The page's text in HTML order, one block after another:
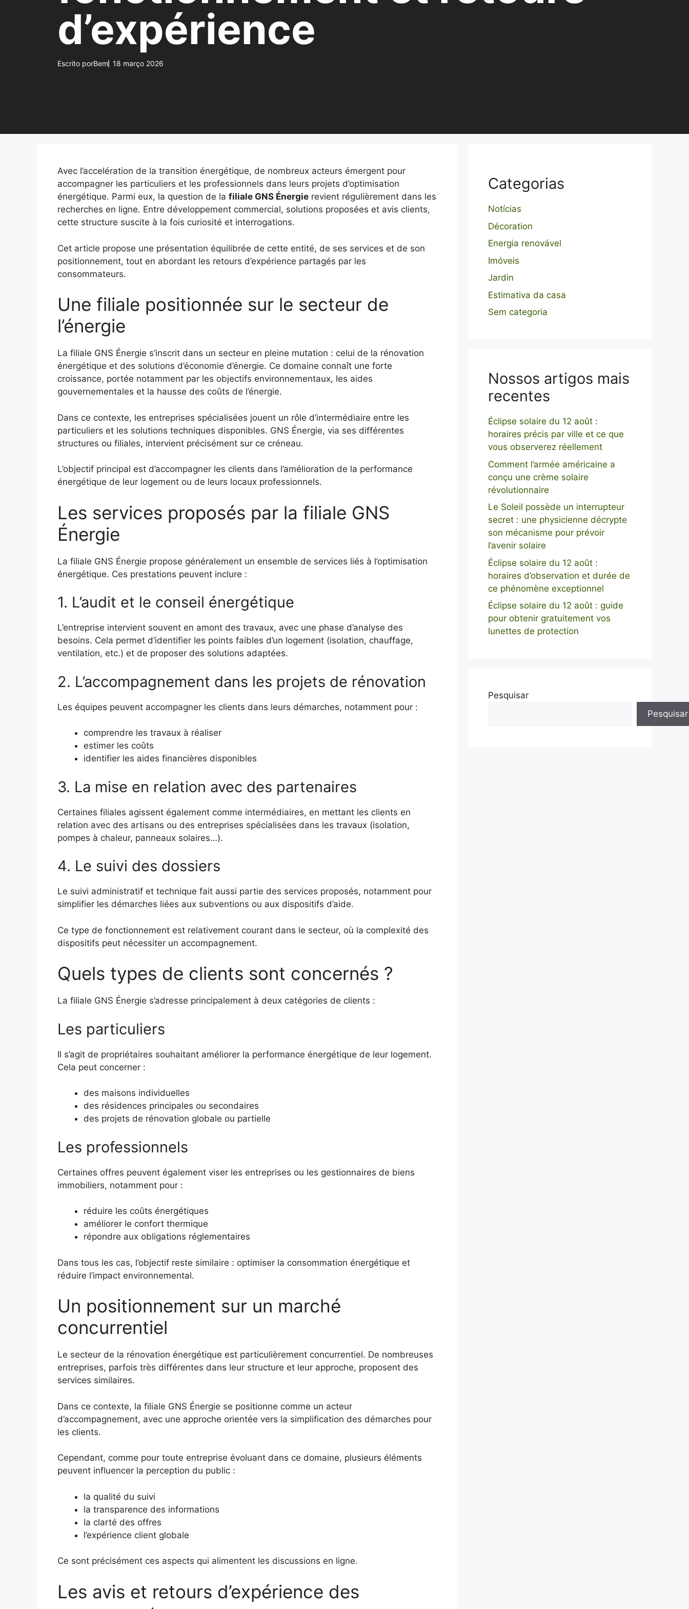
d’expérience
Escrito porBem 18 março 2026
Avec l’accelération de la transition énergétique, de nombreux acteurs émergent pour
accompagner les particuliers et les professionnels dans leurs projets d’optimisation
énergétique. Parmi eux, la question de la filiale GNS Énergie revient régulièrement dans les
recherches en ligne. Entre développement commercial, solutions proposées et avis clients,
cette structure suscite à la fois curiosité et interrogations.
Cet article propose une présentation équilibrée de cette entité, de ses services et de son
positionnement, tout en abordant les retours d’expérience partagés par les
consommateurs.
Une filiale positionnée sur le secteur de
l’énergie
La filiale GNS Énergie s’inscrit dans un secteur en pleine mutation : celui de la rénovation
énergétique et des solutions d’économie d’énergie. Ce domaine connaît une forte
croissance, portée notamment par les objectifs environnementaux, les aides
gouvernementales et la hausse des coûts de l’énergie.
Dans ce contexte, les entreprises spécialisées jouent un rôle d’intermédiaire entre les
particuliers et les solutions techniques disponibles. GNS Énergie, via ses différentes
structures ou filiales, intervient précisément sur ce créneau.
L’objectif principal est d’accompagner les clients dans l’amélioration de la performance
énergétique de leur logement ou de leurs locaux professionnels.
Les services proposés par la filiale GNS
Énergie
La filiale GNS Énergie propose généralement un ensemble de services liés à l’optimisation
énergétique. Ces prestations peuvent inclure :
1. L’audit et le conseil énergétique
L’entreprise intervient souvent en amont des travaux, avec une phase d’analyse des
besoins. Cela permet d’identifier les points faibles d’un logement (isolation, chauffage,
ventilation, etc.) et de proposer des solutions adaptées.
2. L’accompagnement dans les projets de rénovation
Les équipes peuvent accompagner les clients dans leurs démarches, notamment pour :
comprendre les travaux à réaliser
estimer les coûts
identifier les aides financières disponibles
3. La mise en relation avec des partenaires
Certaines filiales agissent également comme intermédiaires, en mettant les clients en
relation avec des artisans ou des entreprises spécialisées dans les travaux (isolation,
pompes à chaleur, panneaux solaires…).
4. Le suivi des dossiers
Le suivi administratif et technique fait aussi partie des services proposés, notamment pour
simplifier les démarches liées aux subventions ou aux dispositifs d’aide.
Ce type de fonctionnement est relativement courant dans le secteur, où la complexité des
dispositifs peut nécessiter un accompagnement.
Quels types de clients sont concernés ?
La filiale GNS Énergie s’adresse principalement à deux catégories de clients :
Les particuliers
Il s’agit de propriétaires souhaitant améliorer la performance énergétique de leur logement.
Cela peut concerner :
des maisons individuelles
des résidences principales ou secondaires
des projets de rénovation globale ou partielle
Les professionnels
Certaines offres peuvent également viser les entreprises ou les gestionnaires de biens
immobiliers, notamment pour :
réduire les coûts énergétiques
améliorer le confort thermique
répondre aux obligations réglementaires
Dans tous les cas, l’objectif reste similaire : optimiser la consommation énergétique et
réduire l’impact environnemental.
Un positionnement sur un marché
concurrentiel
Le secteur de la rénovation énergétique est particulièrement concurrentiel. De nombreuses
entreprises, parfois très différentes dans leur structure et leur approche, proposent des
services similaires.
Dans ce contexte, la filiale GNS Énergie se positionne comme un acteur
d’accompagnement, avec une approche orientée vers la simplification des démarches pour
les clients.
Cependant, comme pour toute entreprise évoluant dans ce domaine, plusieurs éléments
peuvent influencer la perception du public :
la qualité du suivi
la transparence des informations
la clarté des offres
l’expérience client globale
Ce sont précisément ces aspects qui alimentent les discussions en ligne.
Les avis et retours d’expérience des
Categorias
Notícias
Décoration
Energia renovável
Imóveis
Jardin
Estimativa da casa
Sem categoria
Nossos artigos mais
recentes
Éclipse solaire du 12 août :
horaires précis par ville et ce que
vous observerez réellement
Comment l’armée américaine a
conçu une crème solaire
révolutionnaire
Le Soleil possède un interrupteur
secret : une physicienne décrypte
son mécanisme pour prévoir
l’avenir solaire
Éclipse solaire du 12 août :
horaires d’observation et durée de
ce phénomène exceptionnel
Éclipse solaire du 12 août : guide
pour obtenir gratuitement vos
lunettes de protection
Pesquisar
Pesquisar